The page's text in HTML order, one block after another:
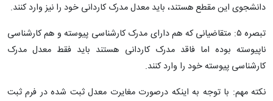
دانشجوی این مقطع هستند، باید معدل مدرک کاردانی خود را نیز وارد کنند.
تبصره ۵: متقاضیانی که هم دارای مدرک کارشناسی پیوسته و هم کارشناسی
ناپیوسته بوده اما فاقد مدرک کاردانی هستند باید فقط معدل مدرک
کارشناسی پیوسته خود را وارد کنند.
نکته مهم: با توجه به اینکه درصورت مغایرت معدل ثبت شده در فرم ثبت